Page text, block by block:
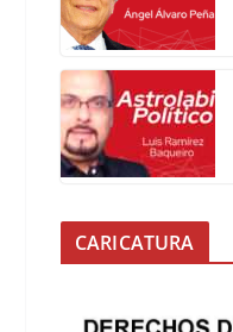
CARICATURA